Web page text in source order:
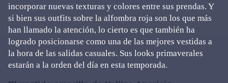
incorporar nuevas texturas y colores entre sus prendas. Y
si bien sus outfits sobre la alfombra roja son los que más
han llamado la atención, lo cierto es que también ha
logrado posicionarse como una de las mejores vestidas a
la hora de las salidas casuales. Sus looks primaverales
estarán a la orden del día en esta temporada.